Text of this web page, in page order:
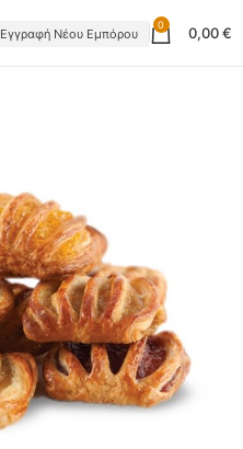
Εγγραφή Νέου Εμπόρου
0 0,00€